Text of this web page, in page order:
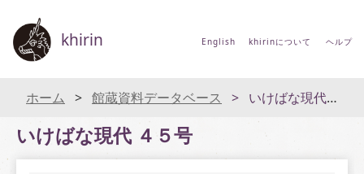
khirin English khirinについて ヘルプ
ホーム 館蔵資料データベース いけばな現代 ４５号
いけばな現代 ４５号